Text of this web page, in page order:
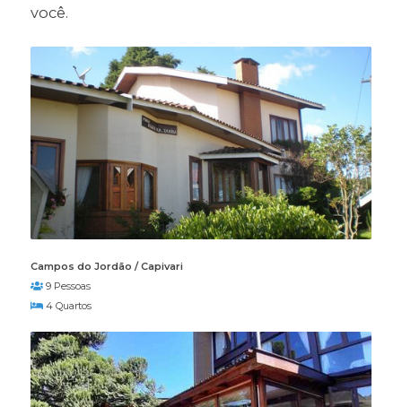
você.
Campos do Jordão / Capivari
9 Pessoas
4 Quartos